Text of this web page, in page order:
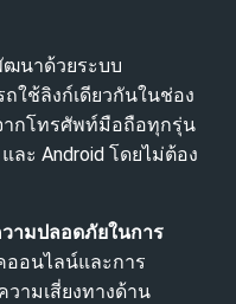
ฒนาด้วยระบบ
ถใช้ลิงก์เดียวกันในช่อง
ากโทรศัพท์มือถือทุกรุ่น
ะ Android โดยไม่ต้อง
ามปลอดภัยในการ
ออนไลน์และการ
ามเสี่ยงทางด้าน